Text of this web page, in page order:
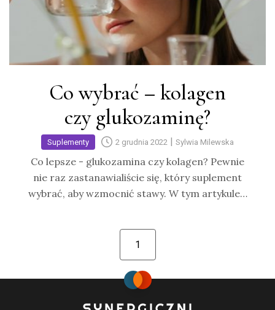
Co wybrać – kolagen
czy glukozaminę?
Suplementy 2 grudnia 2022 | Sylwia Milewska
Co lepsze - glukozamina czy kolagen? Pewnie
nie raz zastanawialiście się, który suplement
wybrać, aby wzmocnić stawy. W tym artykule…
1